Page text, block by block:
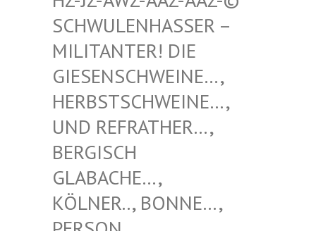
NHASSER – MILITAN
TER! DIE GIESENS
CHWEINE…, HERBSTS
CHWEINE…, UND REF
RATHER…, BERGISC
H GLABACH
E…, KÖLNER.
., BONNE…, PERSON…